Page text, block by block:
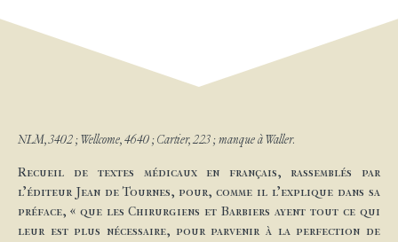
NLM, 3402 ; Wellcome, 4640 ; Cartier, 223 ; manque à Waller.
Recueil de textes médicaux en français, rassemblés par
l’éditeur Jean de Tournes, pour, comme il l’explique dans sa
préface, « que les Chirurgiens et Barbiers ayent tout ce qui
leur est plus nécessaire, pour parvenir à la perfection de